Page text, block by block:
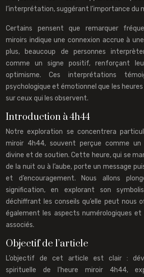
l’interprétation, suggérant l’importance du
Certains pensent que remarquer
miroirs indique une connexion accrue à
plus, beaucoup de personnes
comme un signe positif, renforçant
optimisme. Ces interprétations
psychologique et émotionnel que les
sur ceux qui les observent.
Introduction à 4h44
Notre exploration se concentrera
miroir 4h44, souvent perçue comme
divine et de soutien. Cette heure, qui se
de la nuit ou à l’aube, porte un message
et d’encouragement. Nous allons
signification, en explorant son
déchiffrant les conseils qu’elle peut nous
également les aspects numérologiques
associés.
Objectif de l’article
L’objectif de cet article est clair :
spirituelle de l’heure miroir 4h44,